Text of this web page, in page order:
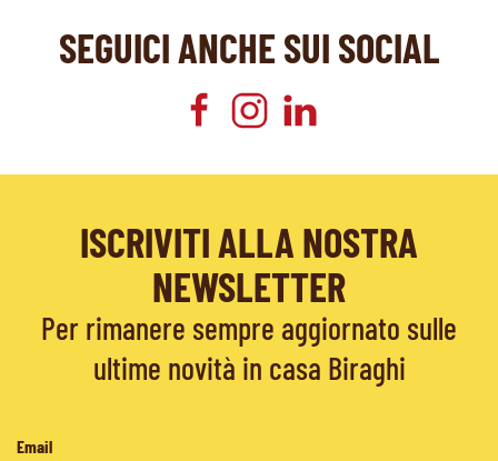
SEGUICI ANCHE SUI SOCIAL
ISCRIVITI ALLA NOSTRA
NEWSLETTER
Per rimanere sempre aggiornato sulle
ultime novità in casa Biraghi
Email